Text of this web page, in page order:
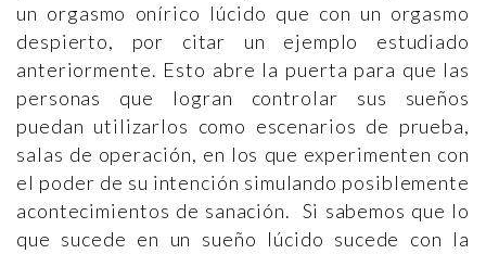
un orgasmo onírico lúcido que con un orgasmo
despierto, por citar un ejemplo estudiado
anteriormente. Esto abre la puerta para que las
personas que logran controlar sus sueños
puedan utilizarlos como escenarios de prueba,
salas de operación, en los que experimenten con
el poder de su intención simulando posiblemente
acontecimientos de sanación. Si sabemos que lo
que sucede en un sueño lúcido sucede con la